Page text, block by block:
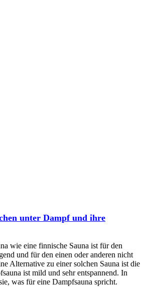
unter Dampf und ihre
wie eine finnische Sauna ist für den
und für den einen oder anderen nicht
Alternative zu einer solchen Sauna ist die
ist mild und sehr entspannend. In
was für eine Dampfsauna spricht.